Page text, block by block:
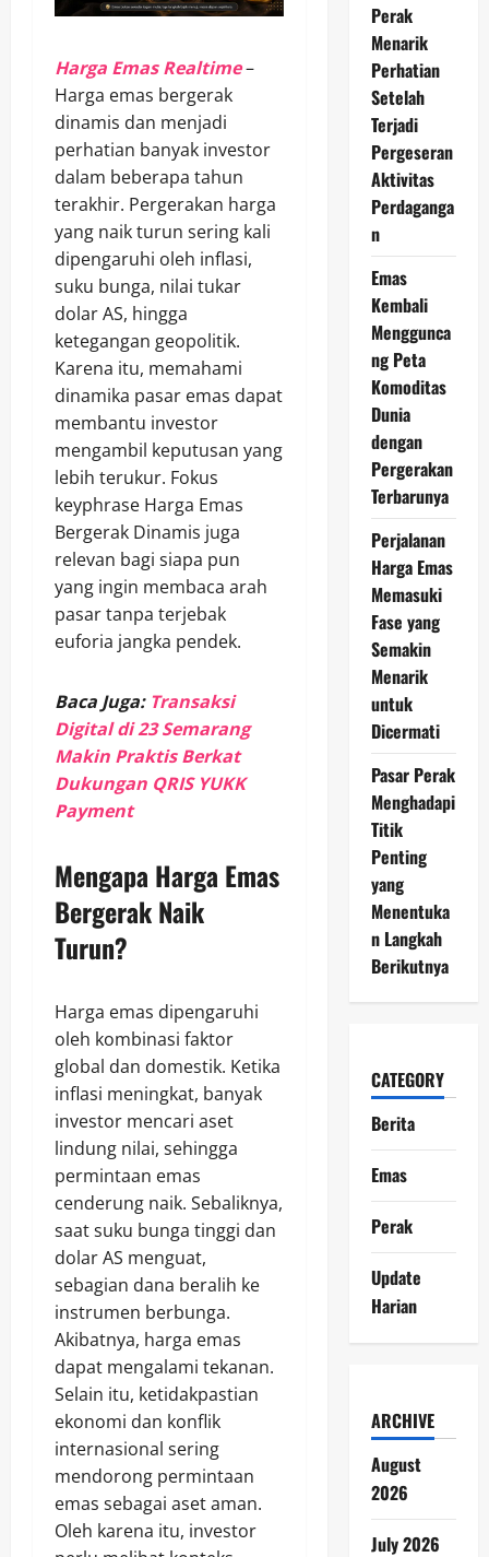
Harga Emas Realtime–
Harga emas bergerak
dinamis dan menjadi
perhatian banyak investor
dalam beberapa tahun
terakhir. Pergerakan harga
yang naik turun sering kali
dipengaruhi oleh inflasi,
suku bunga, nilai tukar
dolar AS, hingga
ketegangan geopolitik.
Karena itu, memahami
dinamika pasar emas dapat
membantu investor
mengambil keputusan yang
lebih terukur. Fokus
keyphrase Harga Emas
Bergerak Dinamis juga
relevan bagi siapa pun
yang ingin membaca arah
pasar tanpa terjebak
euforia jangka pendek.
Baca Juga: Transaksi
Digital di 23 Semarang
Makin Praktis Berkat
Dukungan QRIS YUKK
Payment
Mengapa Harga Emas
Bergerak Naik
Turun?
Harga emas dipengaruhi
oleh kombinasi faktor
global dan domestik. Ketika
inflasi meningkat, banyak
investor mencari aset
lindung nilai, sehingga
permintaan emas
cenderung naik. Sebaliknya,
saat suku bunga tinggi dan
dolar AS menguat,
sebagian dana beralih ke
instrumen berbunga.
Akibatnya, harga emas
dapat mengalami tekanan.
Selain itu, ketidakpastian
ekonomi dan konflik
internasional sering
mendorong permintaan
emas sebagai aset aman.
Oleh karena itu, investor
Perak
Menarik
Perhatian
Setelah
Terjadi
Pergeseran
Aktivitas
Perdaganga
n
Emas
Kembali
Menggunca
ng Peta
Komoditas
Dunia
dengan
Pergerakan
Terbarunya
Perjalanan
Harga Emas
Memasuki
Fase yang
Semakin
Menarik
untuk
Dicermati
Pasar Perak
Menghadapi
Titik
Penting
yang
Menentuka
n Langkah
Berikutnya
CATEGORY
Berita
Emas
Perak
Update
Harian
ARCHIVE
August
2026
July 2026